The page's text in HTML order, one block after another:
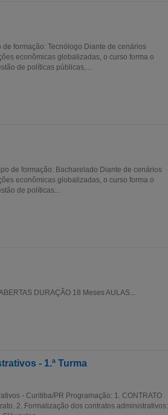
formação: Tecnólogo Diante de cenários
econômicas globalizadas, o curso forma o
de políticas públicas,...
de formação: Bacharelado Diante de cenários
econômicas globalizadas, o curso forma o
de políticas...
DURAÇÃO 18 Meses AULAS...
- 1.ª Turma
- Curitiba/PR Programação: 1. CONTRATO
2. Formalização dos contratos administrativos: